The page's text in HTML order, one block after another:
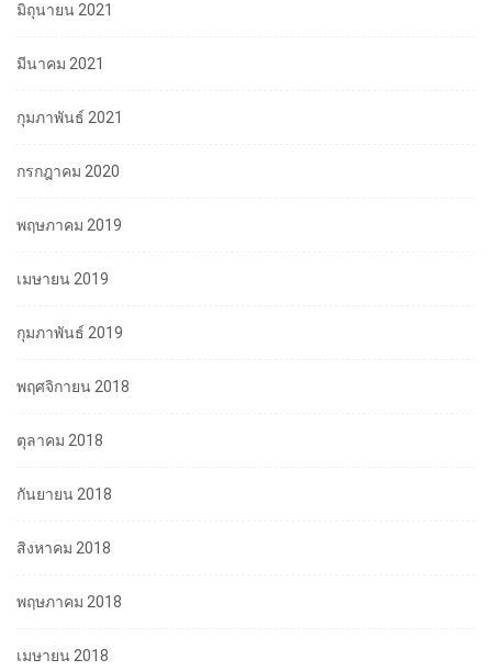
มิถุนายน 2021
มีนาคม 2021
กุมภาพันธ์ 2021
กรกฎาคม 2020
พฤษภาคม 2019
เมษายน 2019
กุมภาพันธ์ 2019
พฤศจิกายน 2018
ตุลาคม 2018
กันยายน 2018
สิงหาคม 2018
พฤษภาคม 2018
เมษายน 2018